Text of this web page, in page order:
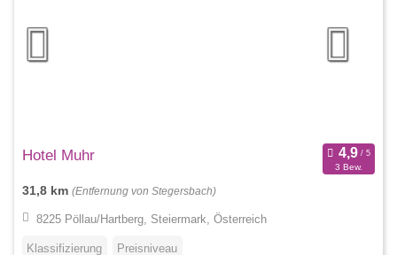
Hotel Muhr
3 Bew.
31,8 km (Entfernung von Stegersbach)
8225 Pöllau/Hartberg, Steiermark, Österreich
Klassifizierung Preisniveau